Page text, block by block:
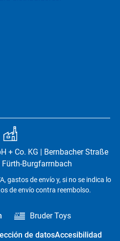
+ Co. KG | Bernbacher Straße
Burgfarrnbach
gastos de envío y, si no se indica lo
de envío contra reembolso.
Bruder Toys
de datosAccesibilidad